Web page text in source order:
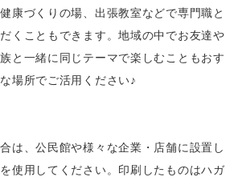
康づくりの場、出張教室などで専門職と
くこともできます。地域の中でお友達や
と一緒に同じテーマで楽しむこともおす
場所でご活用ください♪
は、公民館や様々な企業・店舗に設置し
使用してください。印刷したものはハガ